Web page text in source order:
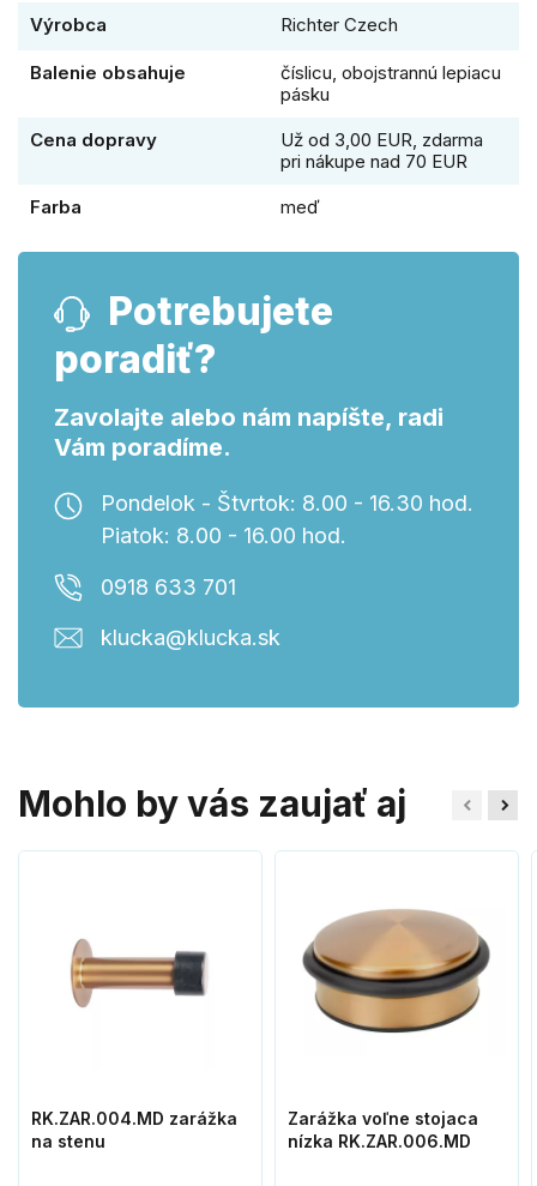
Výrobca Richter Czech
Balenie obsahuje
číslicu, obojstrannú lepiacu
pásku
Cena dopravy
Už od 3,00 EUR, zdarma
pri nákupe nad 70 EUR
Farba
meď
Potrebujete
poradiť?
Zavolajte alebo nám napíšte, radi
Vám poradíme.
Pondelok - Štvrtok: 8.00 - 16.30 hod.
Piatok: 8.00 - 16.00 hod.
0918 633 701
klucka@klucka.sk
Mohlo by vás zaujať aj
RK.ZAR.004.MD zarážka
na stenu
Zarážka voľne stojaca
nízka RK.ZAR.006.MD